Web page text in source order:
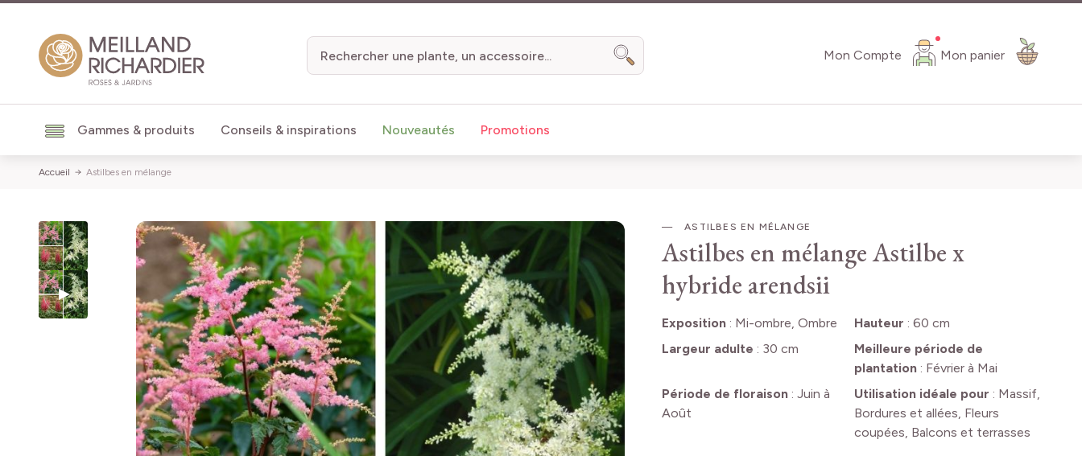
Mon Compte Mon panier
Gammes & produits Conseils & inspirations Nouveautés Promotions
Chercher
Accueil Astilbes en mélange
ASTILBES EN MÉLANGE
Astilbes en mélangeAstilbe x
hybride arendsii
Exposition: Mi-ombre, Ombre Hauteur : 60 cm
Largeur adulte : 30 cm
Meilleure période de
plantation: Février à Mai
Période de floraison: Juin à
Août
Utilisation idéale pour : Massif,
Bordures et allées, Fleurs
coupées, Balcons et terrasses